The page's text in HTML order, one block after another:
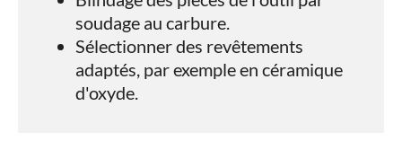
soudage au carbure.
Sélectionner des revêtements
adaptés, par exemple en céramique
d'oxyde.